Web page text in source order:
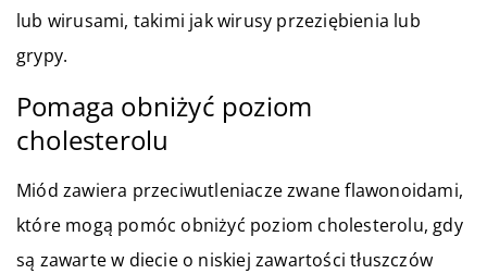
lub wirusami, takimi jak wirusy przeziębienia lub
grypy.
Pomaga obniżyć poziom
cholesterolu
Miód zawiera przeciwutleniacze zwane flawonoidami,
które mogą pomóc obniżyć poziom cholesterolu, gdy
są zawarte w diecie o niskiej zawartości tłuszczów